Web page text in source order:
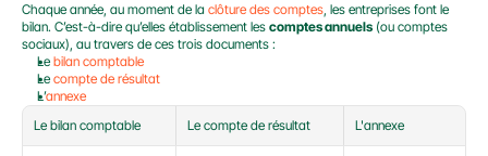
Chaque année, au moment de la clôture des comptes, les entreprises font le
bilan. C’est-à-dire qu’elles établissement les comptes annuels (ou comptes
sociaux), au travers de ces trois documents :
Le bilan comptable
Le compte de résultat
L’annexe
Le bilan comptable
Le compte de résultat L'annexe